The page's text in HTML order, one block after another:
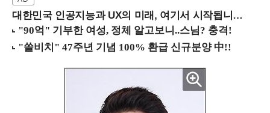
대한민국 인공지능과 UX의 미래, 여기서 시작됩니다! (9/2 강남역)